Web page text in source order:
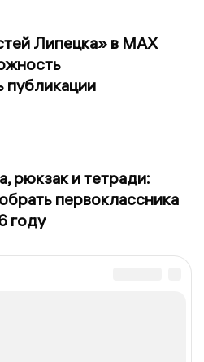
Липецка» в MAX
публикации
рюкзак и тетради:
первоклассника
году